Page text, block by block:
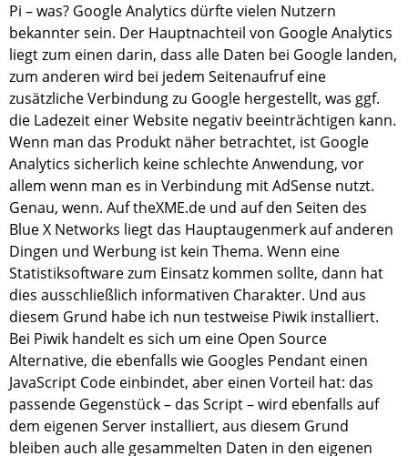
Pi – was? Google Analytics dürfte vielen Nutzern
bekannter sein. Der Hauptnachteil von Google Analytics
liegt zum einen darin, dass alle Daten bei Google landen,
zum anderen wird bei jedem Seitenaufruf eine
zusätzliche Verbindung zu Google hergestellt, was ggf.
die Ladezeit einer Website negativ beeinträchtigen kann.
Wenn man das Produkt näher betrachtet, ist Google
Analytics sicherlich keine schlechte Anwendung, vor
allem wenn man es in Verbindung mit AdSense nutzt.
Genau, wenn. Auf theXME.de und auf den Seiten des
Blue X Networks liegt das Hauptaugenmerk auf anderen
Dingen und Werbung ist kein Thema. Wenn eine
Statistiksoftware zum Einsatz kommen sollte, dann hat
dies ausschließlich informativen Charakter. Und aus
diesem Grund habe ich nun testweise Piwik installiert.
Bei Piwik handelt es sich um eine Open Source
Alternative, die ebenfalls wie Googles Pendant einen
JavaScript Code einbindet, aber einen Vorteil hat: das
passende Gegenstück – das Script – wird ebenfalls auf
dem eigenen Server installiert, aus diesem Grund
bleiben auch alle gesammelten Daten in den eigenen